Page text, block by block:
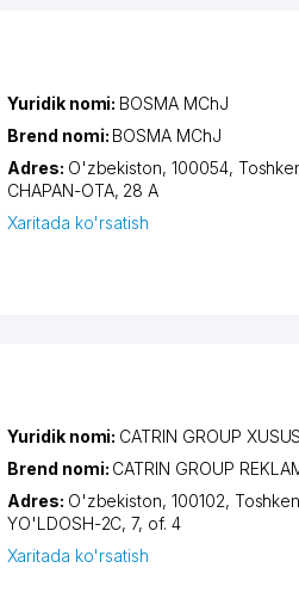
Yuridik nomi: BOSMA MChJ
Brend nomi: BOSMA MChJ
Adres: O'zbekiston, 100054,
CHAPAN-OTA, 28 А
Xaritada ko'rsatish
Yuridik nomi: CATRIN GROUP
Brend nomi: CATRIN GROUP
Adres: O'zbekiston, 100102,
YO'LDOSH-2C, 7, of. 4
Xaritada ko'rsatish